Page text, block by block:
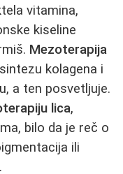
vitamina,
kiseline
Mezoterapija
kolagena i
a ten posvetljuje.
lica,
bilo da je reč o
ili